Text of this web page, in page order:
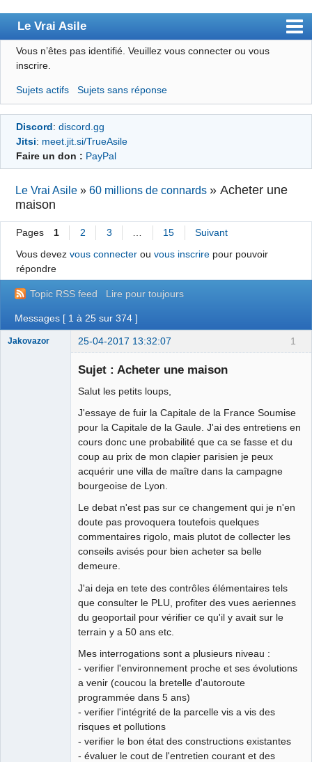
Le Vrai Asile
Accueil
Forum
Membres
Règles
S’inscrire
Connexion
Vous n’êtes pas identifié. Veuillez vous connecter ou vous
inscrire.
Sujets actifs Sujets sans réponse
Discord: discord.gg
Jitsi: meet.jit.si/TrueAsile
Faire un don : PayPal
Le Vrai Asile »60 millions de connards »Acheter une
maison
Pages 1 2 3 … 15
Suivant
Vous devez vous connecterou vous inscrirepour pouvoir
répondre
Topic RSS feed Lire pour toujours
Messages [ 1 à 25 sur 374 ]
1
Jakovazor 25-04-2017 13:32:07
Sujet : Acheter une maison
Salut les petits loups,
J'essaye de fuir la Capitale de la France Soumise
pour la Capitale de la Gaule. J'ai des entretiens en
cours donc une probabilité que ca se fasse et du
coup au prix de mon clapier parisien je peux
acquérir une villa de maître dans la campagne
bourgeoise de Lyon.
Le debat n'est pas sur ce changement qui je n'en
doute pas provoquera toutefois quelques
commentaires rigolo, mais plutot de collecter les
conseils avisés pour bien acheter sa belle
demeure.
J'ai deja en tete des contrôles élémentaires tels
que consulter le PLU, profiter des vues aeriennes
du geoportail pour vérifier ce qu'il y avait sur le
terrain y a 50 ans etc.
Mes interrogations sont a plusieurs niveau :
- verifier l'environnement proche et ses évolutions
a venir (coucou la bretelle d'autoroute
programmée dans 5 ans)
- verifier l'intégrité de la parcelle vis a vis des
risques et pollutions
- verifier le bon état des constructions existantes
- évaluer le cout de l'entretien courant et des